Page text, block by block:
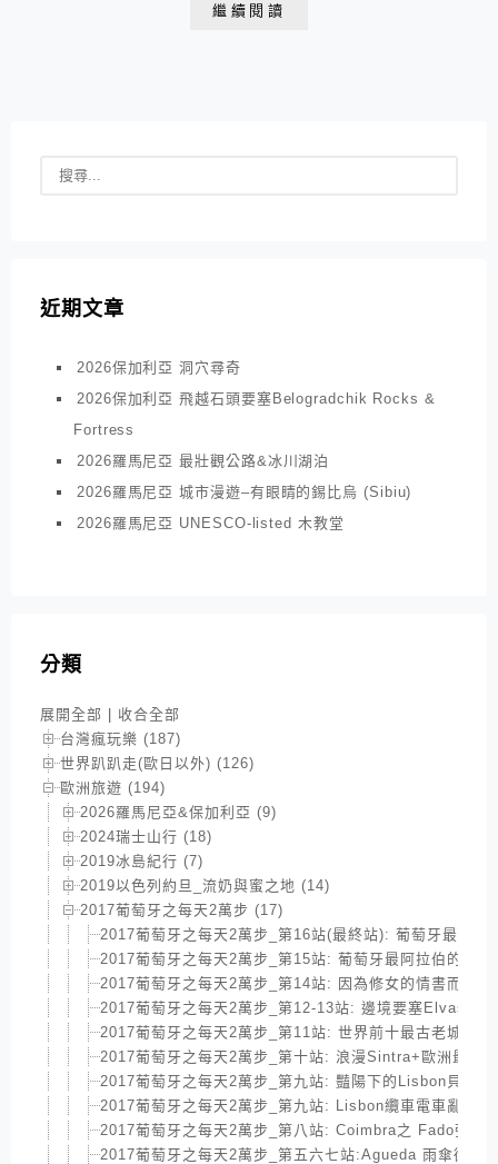
繼續閱讀
近期文章
2026保加利亞 洞穴尋奇
2026保加利亞 飛越石頭要塞Belogradchik Rocks &
Fortress
2026羅馬尼亞 最壯觀公路&冰川湖泊
2026羅馬尼亞 城市漫遊–有眼睛的錫比烏 (Sibiu)
2026羅馬尼亞 UNESCO-listed 木教堂
分類
展開全部 | 收合全部
台灣瘋玩樂 (187)
世界趴趴走(歐日以外) (126)
歐洲旅遊 (194)
2026羅馬尼亞&保加利亞 (9)
2024瑞士山行 (18)
2019冰島紀行 (7)
2019以色列約旦_流奶與蜜之地 (14)
2017葡萄牙之每天2萬步 (17)
2017葡萄牙之每天2萬步_第16站(最終站): 葡萄牙最南海
2017葡萄牙之每天2萬步_第15站: 葡萄牙最阿拉伯的城
2017葡萄牙之每天2萬步_第14站: 因為修女的情書而聞
2017葡萄牙之每天2萬步_第12-13站: 邊境要塞Elvas &
2017葡萄牙之每天2萬步_第11站: 世界前十最古老城市
2017葡萄牙之每天2萬步_第十站: 浪漫Sintra+歐洲最西端
2017葡萄牙之每天2萬步_第九站: 豔陽下的Lisbon貝倫區
2017葡萄牙之每天2萬步_第九站: Lisbon纜車電車亂亂走
2017葡萄牙之每天2萬步_第八站: Coimbra之 Fado彈唱
2017葡萄牙之每天2萬步_第五六七站:Agueda 雨傘街